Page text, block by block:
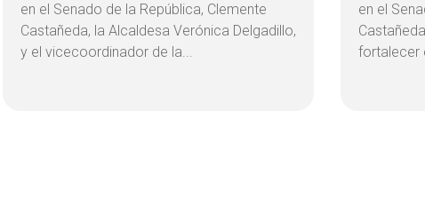
en el Senado de la República, Clemente
Castañeda, la Alcaldesa Verónica Delgadillo,
y el vicecoordinador de la...
en el
fortalecer